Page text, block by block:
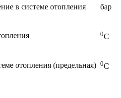
в системе отопления бар
0С
отопления (предельная) 0С